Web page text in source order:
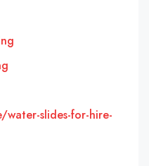
slides-for-hire-